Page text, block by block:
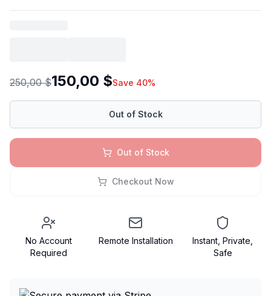
250,00 $150,00 $Save 40%
Out of Stock
Out of Stock
Checkout Now
No Account
Required
Remote Installation
Instant, Private,
Safe